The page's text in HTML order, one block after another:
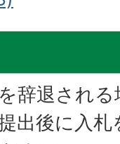
辞退され
出後に入